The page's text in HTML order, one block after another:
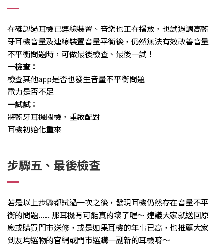
在確認過耳機已連線裝置、音樂也正在播放，也試過調高藍
牙耳機音量及連線裝置音量平衡後，仍然無法有效改善音量
不平衡問題時，可做最後檢查、最後一試！
一檢查：
檢查其他app是否也發生音量不平衡問題
電力是否不足
一試試：
將藍牙耳機關機，重啟配對
耳機初始化重來
步驟五、最後檢查
若是以上步驟都試過一次之後，發現耳機仍然存在音量不平
衡的問題...... 那耳機有可能真的壞了喔～ 建議大家就送回原
廠或購買門市送修，或是如果耳機的年事已高，也推薦大家
到友均選物的官網或門市選購一副新的耳機唷～